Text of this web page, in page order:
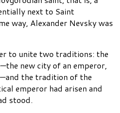
next to Saint
way, Alexander Nevsky was
to unite two traditions: the
new city of an emperor,
the tradition of the
emperor had arisen and
stood.